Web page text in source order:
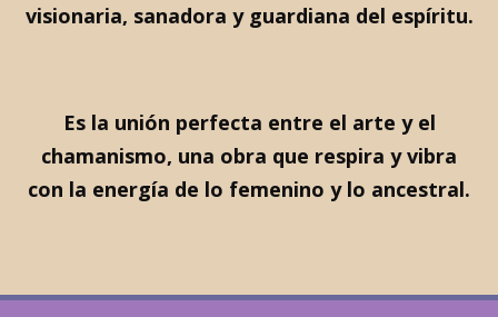
visionaria, sanadora y guardiana del espíritu.
Es la unión perfecta entre el arte y el
chamanismo, una obra que respira y vibra
con la energía de lo femenino y lo ancestral.